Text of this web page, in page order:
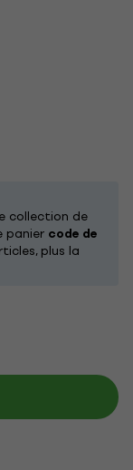
collection de
panier code de
plus la